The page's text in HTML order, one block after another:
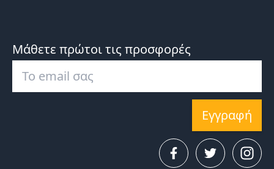
Μάθετε πρώτοι τις προσφορές
Εγγραφή